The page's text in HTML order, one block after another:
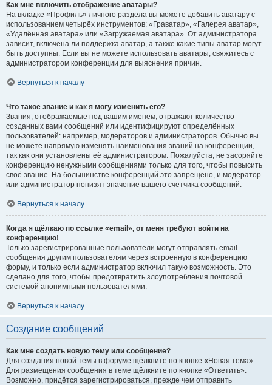
Как мне включить отображение аватары?
На вкладке «Профиль» личного раздела вы можете добавить аватару с
использованием четырёх инструментов: «Граватар», «Галерея аватар»,
«Удалённая аватара» или «Загружаемая аватара». От администратора
зависит, включена ли поддержка аватар, а также какие типы аватар могут
быть доступны. Если вы не можете использовать аватары, свяжитесь с
администратором конференции для выяснения причин.
Вернуться к началу
Что такое звание и как я могу изменить его?
Звания, отображаемые под вашим именем, отражают количество
созданных вами сообщений или идентифицируют определённых
пользователей: например, модераторов и администраторов. Обычно вы
не можете напрямую изменять наименования званий на конференции,
так как они установлены её администратором. Пожалуйста, не засоряйте
конференцию ненужными сообщениями только для того, чтобы повысить
своё звание. На большинстве конференций это запрещено, и модератор
или администратор понизят значение вашего счётчика сообщений.
Вернуться к началу
Когда я щёлкаю по ссылке «email», от меня требуют войти на
конференцию!
Только зарегистрированные пользователи могут отправлять email-
сообщения другим пользователям через встроенную в конференцию
форму, и только если администратор включил такую возможность. Это
сделано для того, чтобы предотвратить злоупотребления почтовой
системой анонимными пользователями.
Вернуться к началу
Создание сообщений
Как мне создать новую тему или сообщение?
Для создания новой темы в форуме щёлкните по кнопке «Новая тема».
Для размещения сообщения в теме щёлкните по кнопке «Ответить».
Возможно, придётся зарегистрироваться, прежде чем отправить